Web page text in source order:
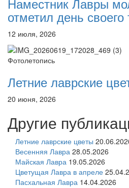
отметил день своего
12 июля, 2026
Фотолетопись
Летние лаврские
20 июня, 2026
Другие
Летние лаврские цветы
Весенняя Лавра 28.05.2026
Майская Лавра 19.05.2026
Цветущая Лавра в апреле
Пасхальная Лавра 14.04.2026